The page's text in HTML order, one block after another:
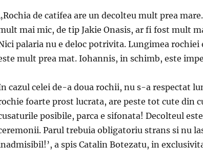
de catifea are un decolteu mult prea
mai mic, de tip Jakie Onasis, ar fi fost mult
palaria nu e deloc potrivita. Lungimea rochiei
mult prea mat. Iohannis, in schimb, este
cazul celei de-a doua rochii, nu s-a respectat
foarte prost lucrata, are peste tot cute din
posibile, parca e sifonata! Decolteul
Parul trebuia obligatoriu strans si nu
a spis Catalin Botezatu, in